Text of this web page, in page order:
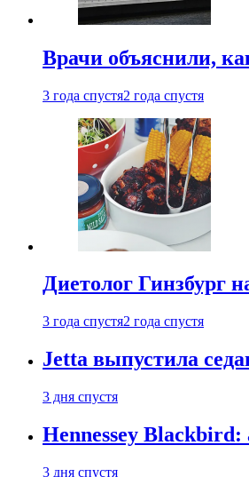
Врачи объяснили,
3 года спустя2 года спустя
Диетолог Гинзбург
3 года спустя2 года спустя
Jetta выпустила
3 дня спустя
Hennessey
3 дня спустя